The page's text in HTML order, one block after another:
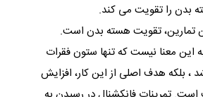
بدن را تقویت می کند.
تمارین، تقویت هسته بدن است.
معنا نیست که تنها ستون فقرات
، بلکه هدف اصلی از این کار، افزایش